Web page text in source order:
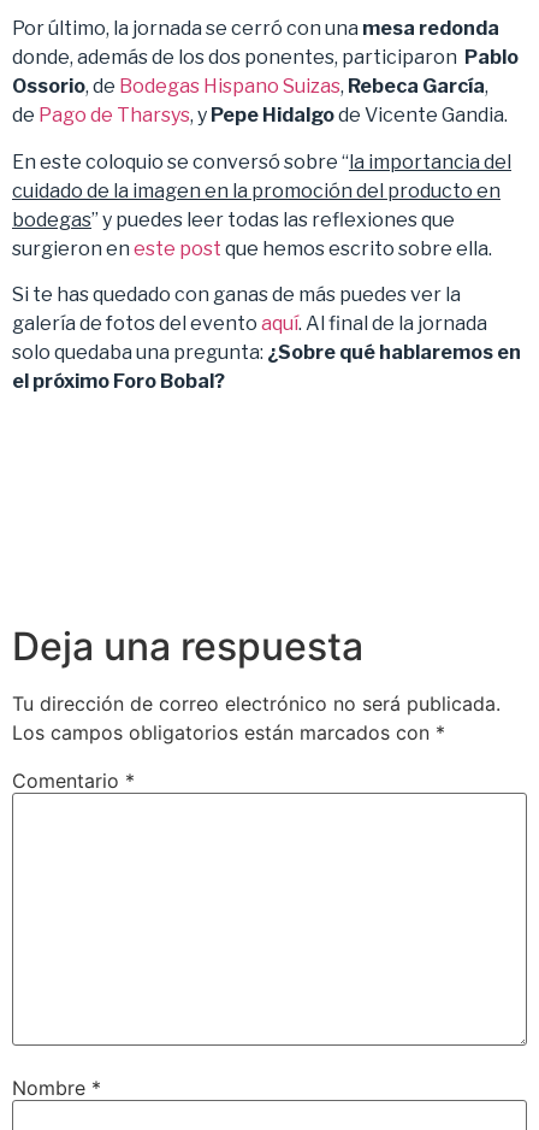
Por último, la jornada se cerró con una mesa redonda
donde, además de los dos ponentes, participaron Pablo
Ossorio, de Bodegas Hispano Suizas, Rebeca García,
de Pago de Tharsys, y Pepe Hidalgode Vicente Gandia.
En este coloquio se conversó sobre “la importancia del
cuidado de la imagen en la promoción del producto en
bodegas” y puedes leer todas las reflexiones que
surgieron en este post que hemos escrito sobre ella.
Si te has quedado con ganas de más puedes ver la
galería de fotos del evento aquí. Al final de la jornada
solo quedaba una pregunta: ¿Sobre qué hablaremos en
el próximo Foro Bobal?
Deja una respuesta
Tu dirección de correo electrónico no será publicada.
Los campos obligatorios están marcados con *
Comentario *
Nombre *